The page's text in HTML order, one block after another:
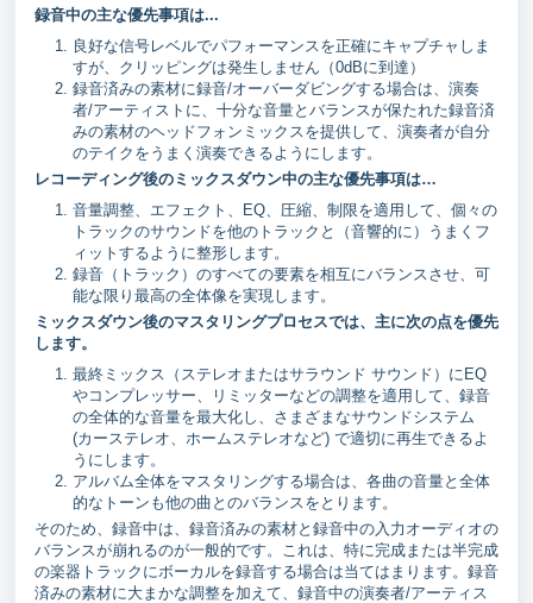
録音中の主な優先事項は...
良好な信号レベルでパフォーマンスを正確にキャプチャしま
すが、クリッピングは発生しません（0dBに到達）
録音済みの素材に録音/オーバーダビングする場合は、演奏
者/アーティストに、十分な音量とバランスが保たれた録音済
みの素材のヘッドフォンミックスを提供して、演奏者が自分
のテイクをうまく演奏できるようにします。
レコーディング後のミックスダウン中の主な優先事項は…
音量調整、エフェクト、EQ、圧縮、制限を適用して、個々の
トラックのサウンドを他のトラックと（音響的に）うまくフ
ィットするように整形します。
録音（トラック）のすべての要素を相互にバランスさせ、可
能な限り最高の全体像を実現します。
ミックスダウン後のマスタリングプロセスでは、主に次の点を優先
します。
最終ミックス（ステレオまたはサラウンド サウンド）にEQ
やコンプレッサー、リミッターなどの調整を適用して、録音
の全体的な音量を最大化し、さまざまなサウンドシステム
(カーステレオ、ホームステレオなど) で適切に再生できるよ
うにします。
アルバム全体をマスタリングする場合は、各曲の音量と全体
的なトーンも他の曲とのバランスをとります。
そのため、録音中は、録音済みの素材と録音中の入力オーディオの
バランスが崩れるのが一般的です。これは、特に完成または半完成
の楽器トラックにボーカルを録音する場合は当てはまります。録音
済みの素材に大まかな調整を加えて、録音中の演奏者/アーティス